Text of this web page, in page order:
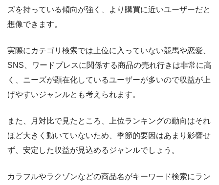
ズを持っている傾向が強く、より購買に近いユーザーだと
想像できます。
実際にカテゴリ検索では上位に入っていない競馬や恋愛、
SNS、ワードプレスに関係する商品の売れ行きは非常に高
く、ニーズが顕在化しているユーザーが多いので収益が上
げやすいジャンルとも考えられます。
また、月対比で見たところ、上位ランキングの動向はそれ
ほど大きく動いていないため、季節的要因はあまり影響せ
ず、安定した収益が見込めるジャンルでしょう。
カラフルやラクゾンなどの商品名がキーワード検索にラン